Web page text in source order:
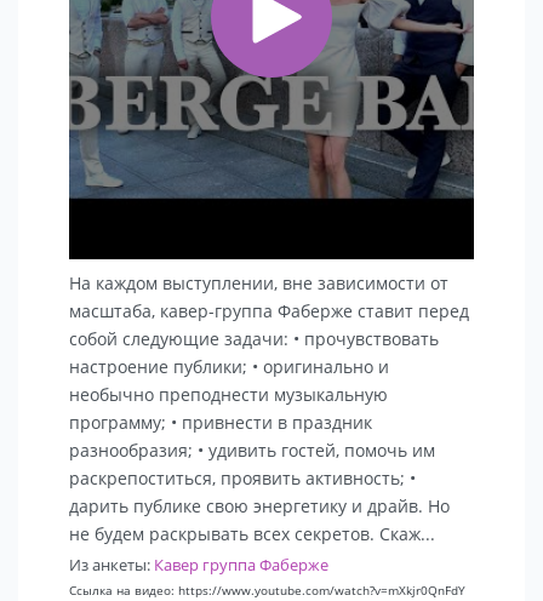
На каждом выступлении, вне зависимости от
масштаба, кавер-группа Фаберже ставит перед
собой следующие задачи: • прочувствовать
настроение публики; • оригинально и
необычно преподнести музыкальную
программу; • привнести в праздник
разнообразия; • удивить гостей, помочь им
раскрепоститься, проявить активность; •
дарить публике свою энергетику и драйв. Но
не будем раскрывать всех секретов. Скаж...
Из анкеты: Кавер группа Фаберже
Ссылка на видео: https://www.youtube.com/watch?v=mXkjr0QnFdY